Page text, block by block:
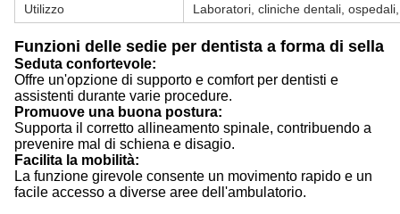
Utilizzo
Laboratori, cliniche dentali,
Funzioni delle sedie per dentista a forma di sella
Seduta confortevole:
Offre un'opzione di supporto e comfort per dentisti e
assistenti durante varie procedure.
Promuove una buona postura:
Supporta il corretto allineamento spinale, contribuendo a
prevenire mal di schiena e disagio.
Facilita la mobilità:
La funzione girevole consente un movimento rapido e un
facile accesso a diverse aree dell'ambulatorio.